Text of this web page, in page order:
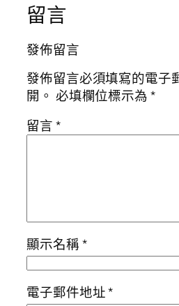
留言
發佈留言
發佈留言必須填寫的電子
開。 必填欄位標示為*
留言*
顯示名稱*
電子郵件地址*